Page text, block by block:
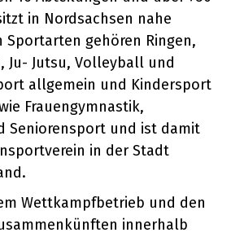
in Nordsachsen nahe
Sportarten gehören Ringen,
Ju- Jutsu, Volleyball und
allgemein und Kindersport
Frauengymnastik,
Seniorensport und ist damit
in der Stadt
Wettkampfbetrieb und den
innerhalb